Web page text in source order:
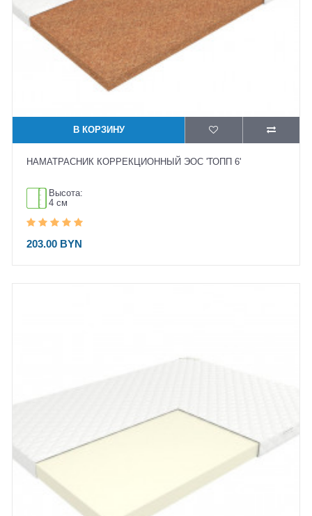
В КОРЗИНУ
НАМАТРАСНИК КОРРЕКЦИОННЫЙ ЭОС 'ТОПП 6'
Высота:
4 см
203.00 BYN